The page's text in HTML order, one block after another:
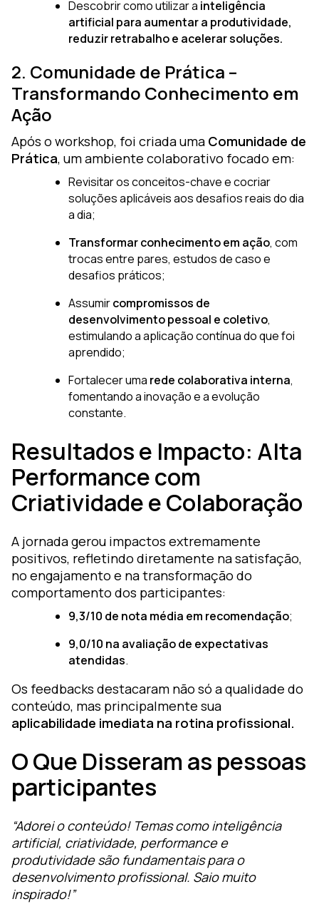
Descobrir como utilizar a inteligência
artificial para aumentar a produtividade,
reduzir retrabalho e acelerar soluções.
2. Comunidade de Prática –
Transformando Conhecimento em
Ação
Após o workshop, foi criada uma Comunidade de
Prática, um ambiente colaborativo focado em:
Revisitar os conceitos-chave e cocriar
soluções aplicáveis aos desafios reais do dia
a dia;
Transformar conhecimento em ação, com
trocas entre pares, estudos de caso e
desafios práticos;
Assumircompromissos de
desenvolvimento pessoal e coletivo,
estimulando a aplicação contínua do que foi
aprendido;
Fortalecer uma rede colaborativa interna,
fomentando a inovação e a evolução
constante.
Resultados e Impacto: Alta
Performance com
Criatividade e Colaboração
A jornada gerou impactos extremamente
positivos, refletindo diretamente na satisfação,
no engajamento e na transformação do
comportamento dos participantes:
9,3/10 de nota média em recomendação;
9,0/10 na avaliação de expectativas
atendidas.
Os feedbacks destacaram não só a qualidade do
conteúdo, mas principalmente sua
aplicabilidade imediata na rotina profissional.
O Que Disseram as pessoas
participantes
“Adorei o conteúdo! Temas como inteligência
artificial, criatividade, performance e
produtividade são fundamentais para o
desenvolvimento profissional. Saio muito
inspirado!”